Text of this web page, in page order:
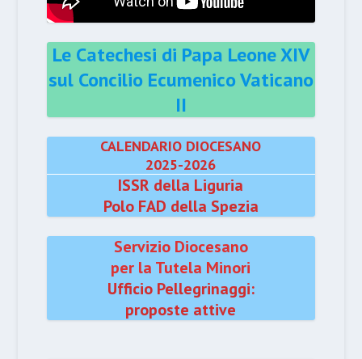
Le Catechesi di Papa Leone XIV
sul Concilio Ecumenico Vaticano
II
CALENDARIO DIOCESANO
2025-2026
ISSR della Liguria
Polo FAD della Spezia
Servizio Diocesano
per la Tutela Minori
Ufficio Pellegrinaggi:
proposte attive